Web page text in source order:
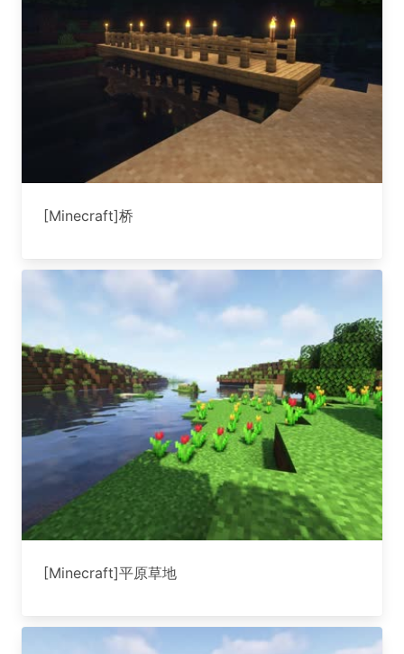
[Minecraft]桥
[Minecraft]平原草地